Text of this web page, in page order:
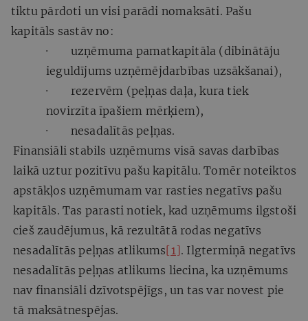
tiktu pārdoti un visi parādi nomaksāti. Pašu
kapitāls sastāv no:
· uzņēmuma pamatkapitāla (dibinātāju
ieguldījums uzņēmējdarbības uzsākšanai),
· rezervēm (peļņas daļa, kura tiek
novirzīta īpašiem mērķiem),
· nesadalītās peļņas.
Finansiāli stabils uzņēmums visā savas darbības
laikā uztur pozitīvu pašu kapitālu. Tomēr noteiktos
apstākļos uzņēmumam var rasties negatīvs pašu
kapitāls. Tas parasti notiek, kad uzņēmums ilgstoši
cieš zaudējumus, kā rezultātā rodas negatīvs
nesadalītās peļņas atlikums[1]. Ilgtermiņā negatīvs
nesadalītās peļņas atlikums liecina, ka uzņēmums
nav finansiāli dzīvotspējīgs, un tas var novest pie
tā maksātnespējas.